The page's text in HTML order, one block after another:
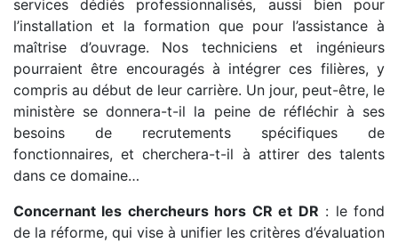
services dédiés professionnalisés, aussi bien pour
l’installation et la formation que pour l’assistance à
maîtrise d’ouvrage. Nos techniciens et ingénieurs
pourraient être encouragés à intégrer ces filières, y
compris au début de leur carrière. Un jour, peut-être, le
ministère se donnera-t-il la peine de réfléchir à ses
besoins de recrutements spécifiques de
fonctionnaires, et cherchera-t-il à attirer des talents
dans ce domaine…
Concernant les chercheurs hors CR et DR : le fond
de la réforme, qui vise à unifier les critères d’évaluation